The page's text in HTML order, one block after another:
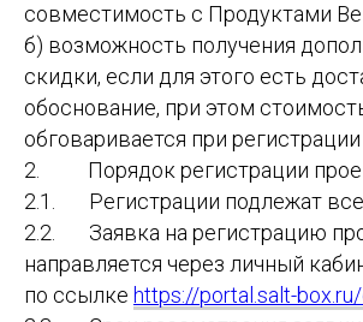
совместимость с Продуктами
б) возможность получения
скидки, если для этого есть
обоснование, при этом
обговаривается при регистрации
2. Порядок регистрации
2.1. Регистрации подлежат все
2.2. Заявка на регистрацию
направляется через личный
по ссылке https://portal.salt-